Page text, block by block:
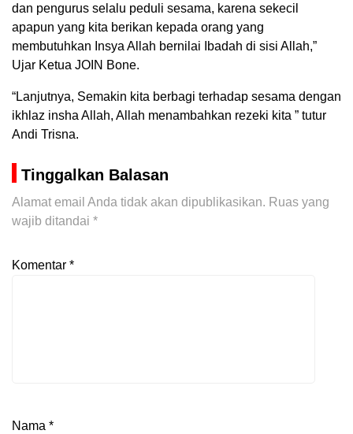
dan pengurus selalu peduli sesama, karena sekecil
apapun yang kita berikan kepada orang yang
membutuhkan Insya Allah bernilai Ibadah di sisi Allah,”
Ujar Ketua JOIN Bone.
“Lanjutnya, Semakin kita berbagi terhadap sesama dengan
ikhlaz insha Allah, Allah menambahkan rezeki kita ” tutur
Andi Trisna.
Tinggalkan Balasan
Alamat email Anda tidak akan dipublikasikan. Ruas yang
wajib ditandai *
Komentar *
Nama *